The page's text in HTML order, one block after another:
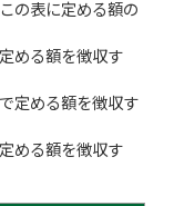
の表に定める額の
める額を徴収す
定める額を徴収す
める額を徴収す